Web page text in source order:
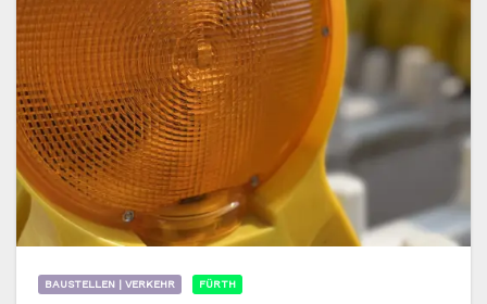
BAUSTELLEN | VERKEHR FÜRTH